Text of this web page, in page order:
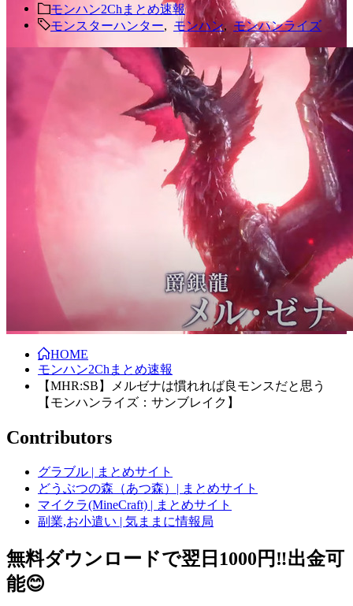
モンハン2Chまとめ速報
モンスターハンター
モンハン,モンハンライズ
HOME
モンハン2Chまとめ速報
【MHR:SB】メルゼナは慣れれば良モンスだと思う
【モンハンライズ：サンブレイク】
Contributors
グラブル | まとめサイト
どうぶつの森（あつ森）| まとめサイト
マイクラ(MineCraft) | まとめサイト
副業,お小遣い | 気ままに情報局
無料ダウンロードで翌日1000円‼️出金可
能😊